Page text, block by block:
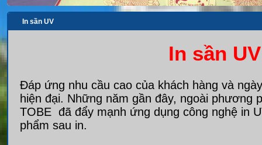
In sần UV
In sần
Đáp ứng nhu cầu cao của khách hàng và
hiện đại. Những năm gần đây, ngoài phương
TOBE đã đẩy mạnh ứng dụng công nghệ in
phẩm sau in.